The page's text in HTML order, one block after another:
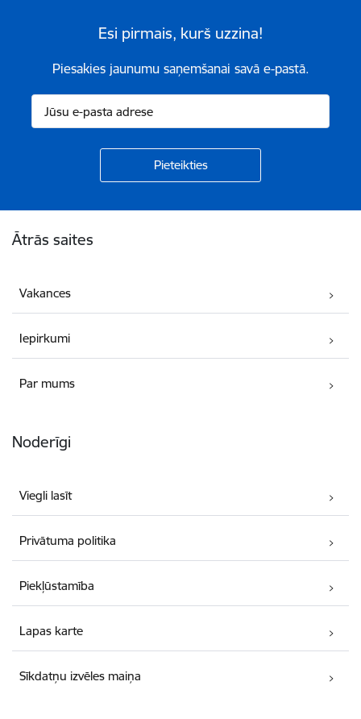
Esi pirmais, kurš uzzina!
Piesakies jaunumu saņemšanai savā e-pastā.
Ātrās saites
Vakances
Iepirkumi
Par mums
Noderīgi
Viegli lasīt
Privātuma politika
Piekļūstamība
Lapas karte
Sīkdatņu izvēles maiņa